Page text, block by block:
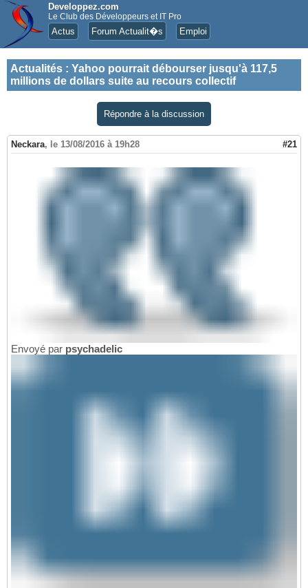
Developpez.com
Le Club des Développeurs et IT Pro
Actus Forum Actualit�s Emploi
Actualités : Yahoo pourrait débourser jusqu'à 117,5
millions de dollars suite au recours collectif
Répondre à la discussion
Neckara, le 13/08/2016 à 19h28 #21
Envoyé par psychadelic